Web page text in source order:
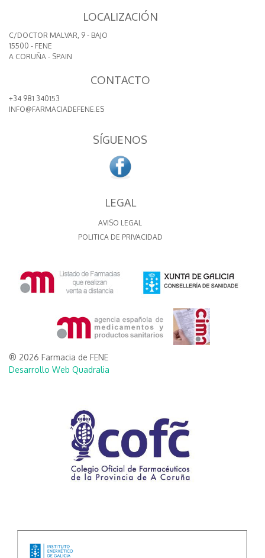
LOCALIZACIÓN
C/DOCTOR MALVAR, 9 - BAJO
15500 - FENE
A CORUÑA - SPAIN
CONTACTO
+34 981 340153
INFO@FARMACIADEFENE.ES
SÍGUENOS
LEGAL
AVISO LEGAL
POLITICA DE PRIVACIDAD
® 2026 Farmacia de FENE
Desarrollo Web Quadralia